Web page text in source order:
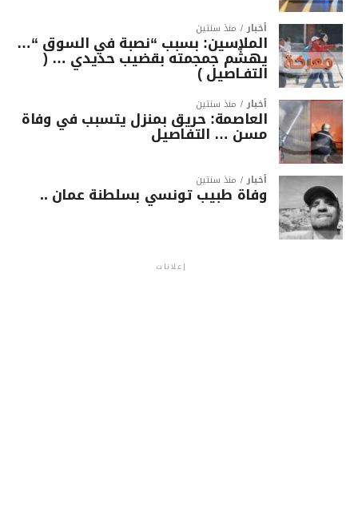
أخبار منذ سنتين
الملاسين: بسبب “نصبة في السوق “…
يهشّم جمجمته بقضيب حديدي … (
التفـاصيل )
أخبار منذ سنتين
العاصمة: حريق بمنزل يتسبب في وفاة
مسن … التفاصيل
أخبار منذ سنتين
وفاة طبيب تونسي بسلطنة عمان ..
إعلانات